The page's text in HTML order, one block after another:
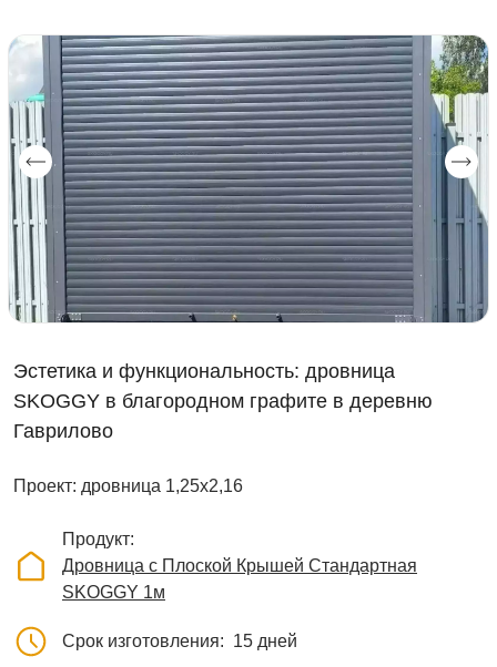
Эстетика и функциональность: дровница
SKOGGY в благородном графите в деревню
Гаврилово
Проект: дровница 1,25х2,16
Продукт
Дровница с Плоской Крышей Стандартная
SKOGGY 1м
Срок изготовления 15 дней